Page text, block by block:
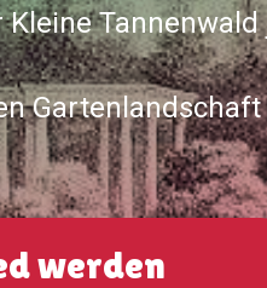
werden